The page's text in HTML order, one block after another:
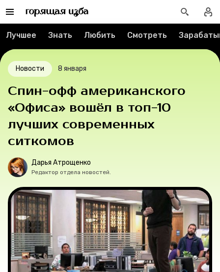
Спецпроекты
Контакты
О проекте
Мерч
О компании
Рубрики
Новости
Лучшее
Тесты
Лучшее Знать Любить Смотреть
Новости 8 января
Спин-офф американского
«Офиса» вошёл в топ-10
лучших современных
ситкомов
Дарья Атрощенко
Редактор отдела новостей.